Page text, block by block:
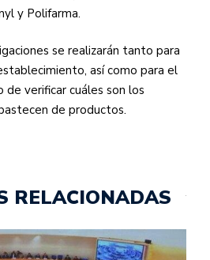
y Polifarma.
se realizarán tanto para
así como para el
de verificar cuáles son los
de productos.
RELACIONADAS